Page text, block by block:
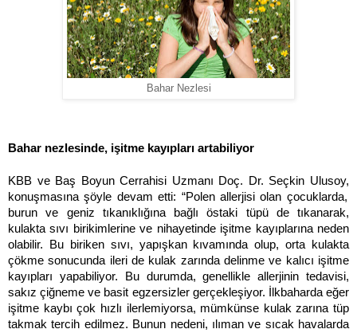
Bahar Nezlesi
Bahar nezlesinde, işitme kayıpları artabiliyor
KBB ve Baş Boyun Cerrahisi Uzmanı Doç. Dr. Seçkin Ulusoy,
konuşmasına şöyle devam etti: “Polen allerjisi olan çocuklarda,
burun ve geniz tıkanıklığına bağlı östaki tüpü de tıkanarak,
kulakta sıvı birikimlerine ve nihayetinde işitme kayıplarına neden
olabilir. Bu biriken sıvı, yapışkan kıvamında olup, orta kulakta
çökme sonucunda ileri de kulak zarında delinme ve kalıcı işitme
kayıpları yapabiliyor. Bu durumda, genellikle allerjinin tedavisi,
sakız çiğneme ve basit egzersizler gerçekleşiyor. İlkbaharda eğer
işitme kaybı çok hızlı ilerlemiyorsa, mümkünse kulak zarına tüp
takmak tercih edilmez. Bunun nedeni, ılıman ve sıcak havalarda